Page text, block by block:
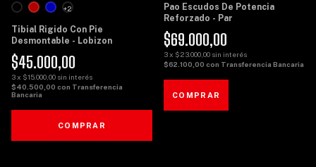
Tibial Rigido Con Pie
Desmontable - Lobizon
$45.000,00
3x $15.000,00 sin interés
$40.500,00 con Transferencia
Bancaria
+2
COMPRAR
Pao Escudos De Potencia
Reforzado - Par
$69.000,00
3x $23.000,00 sin interés
$62.100,00 con Transferencia Bancaria